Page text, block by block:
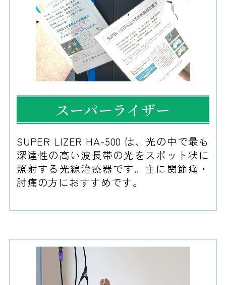
スーパーライザー
SUPER LIZER HA-500 は、光の中で最も
深達性の高い波長帯の光をスポット状に
照射する光線治療器です。主に関節痛・
肘痛の方におすすめです。